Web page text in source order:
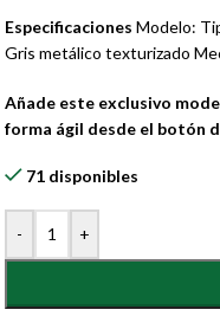
Especificaciones Modelo:
Gris metálico texturizado
Añade este exclusivo
forma ágil desde el botón
71 disponibles
- +